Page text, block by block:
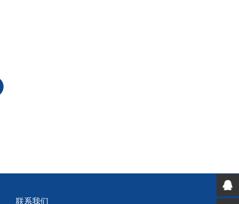
联系我们